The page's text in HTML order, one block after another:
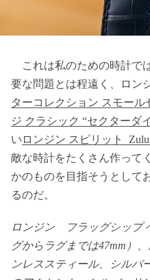
これは私のための時計で
要な問題とは程遠く、ロン
ターコレクション スモール
ジ クラシック “セクターダ
い ロンジン スピリット Zulu
敵な時計をたくさん作って
かのものを目指そうとして
るのだ。
ロンジン フラッグシップ
グからラグまでは47mm）
ンレススティール、シルバ